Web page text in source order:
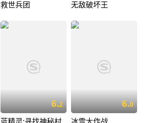
救世兵团 无敌破坏王
6.2 6.0